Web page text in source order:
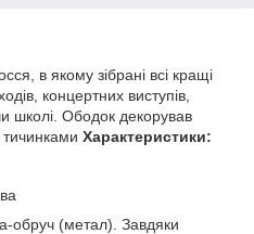
в якому зібрані всі кращі
концертних виступів,
школі. Ободок декорував
Характеристики:
обруч (метал). Завдяки